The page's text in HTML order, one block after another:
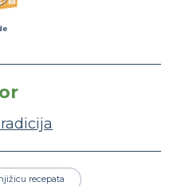
recepata